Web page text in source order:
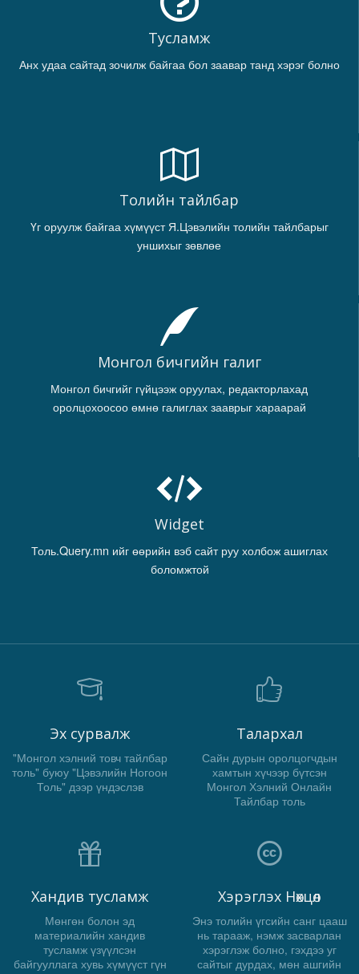
Тусламж
Анх удаа сайтад зочилж байгаа бол заавар танд хэрэг болно
Толийн тайлбар
Үг оруулж байгаа хүмүүст Я.Цэвэлийн толийн тайлбарыг
уншихыг зөвлөе
Монгол бичгийн галиг
Монгол бичгийг гүйцээж оруулах, редакторлахад
оролцохоосоо өмнө галиглах зааврыг хараарай
Widget
Толь.Query.mn ийг өөрийн вэб сайт руу холбож ашиглах
боломжтой
Эх сурвалж
"Монгол хэлний товч тайлбар
толь" буюу "Цэвэлийн Ногоон
Толь" дээр үндэслэв
Талархал
Сайн дурын оролцогчдын
хамтын хүчээр бүтсэн
Монгол Хэлний Онлайн
Тайлбар толь
Хандив тусламж
Мөнгөн болон эд
материалийн хандив
тусламж үзүүлсэн
байгууллага хувь хүмүүст гүн
Хэрэглэх Нөхцөл
Энэ толийн үгсийн санг цааш
нь тарааж, нэмж засварлан
хэрэглэж болно, гэхдээ уг
сайтыг дурдах, мөн ашгийн